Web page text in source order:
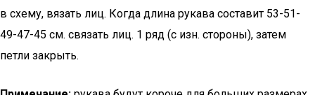
в схему, вязать лиц. Когда длина рукава составит 53-51-
49-47-45 см. связать лиц. 1 ряд (с изн. стороны), затем
петли закрыть.